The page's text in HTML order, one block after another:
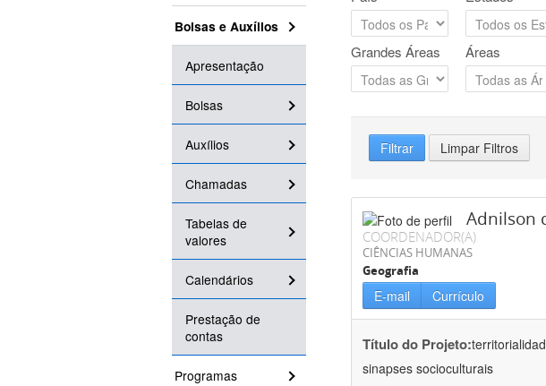
Bolsas e Auxílios
Apresentação
Bolsas
Auxílios
Chamadas
Tabelas de
valores
Calendários
Prestação de
contas
Programas
Grandes Áreas Áreas
Filtrar Limpar Filtros
Adnilson
COORDENADOR(A)
CIÊNCIAS HUMANAS
Geografia
E-mail Currículo
Título do Projeto:
sinapses socioculturais